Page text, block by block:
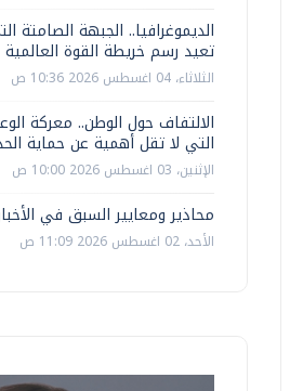
الديموغرافيا.. الجبهة الصامتة
تعيد رسم خريطة القوة العالمية
الثلاثاء، 04 اغسطس 2026 10:36 ص
الالتفاف حول الوطن.. معركة
التي لا تقل أهمية عن حماية
الإثنين، 03 اغسطس 2026 10:00 ص
محاذير ومعايير السبق في
الأحد، 02 اغسطس 2026 11:09 ص